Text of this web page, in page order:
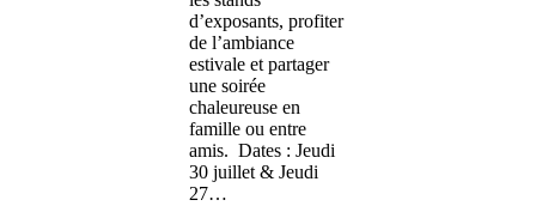
d’exposants, profiter
de l’ambiance
estivale et partager
une soirée
chaleureuse en
famille ou entre
amis. Dates : Jeudi
30 juillet & Jeudi
27…